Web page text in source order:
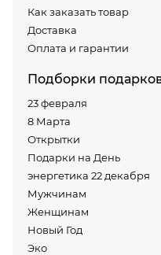
Как заказать товар
Доставка
Оплата и гарантии
Подборки
23 февраля
8 Марта
Открытки
Подарки на День
энергетика 22 декабря
Мужчинам
Женщинам
Новый Год
Эко